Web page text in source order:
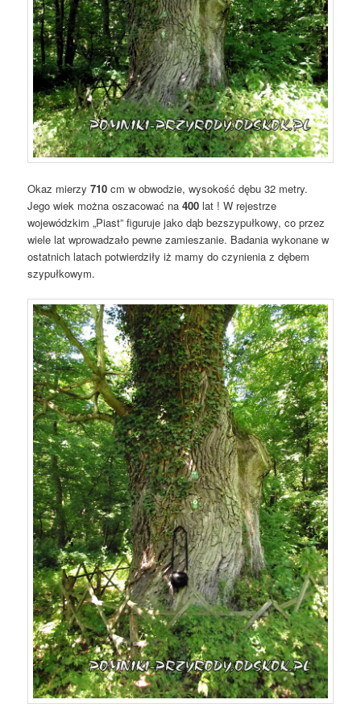
Okaz mierzy710 cm w obwodzie, wysokość dębu 32 metry.
Jego wiek można oszacować na400 lat ! W rejestrze
wojewódzkim „Piast” figuruje jako dąb bezszypułkowy, co przez
wiele lat wprowadzało pewne zamieszanie. Badania wykonane w
ostatnich latach potwierdziły iż mamy do czynienia z dębem
szypułkowym.